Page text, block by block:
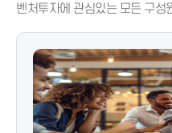
벤처투자에 관심있는 모든 구성